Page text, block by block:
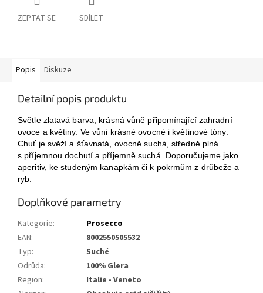
ZEPTAT SE SDÍLET
Popis Diskuze
Detailní popis produktu
Světle zlatavá barva, krásná vůně připomínající zahradní
ovoce a květiny. Ve vůni krásné ovocné i květinové tóny.
Chuť je svěží a šťavnatá, ovocněsuchá, středně plná
s příjemnou dochutí a příjemně suchá. Doporučujeme jako
aperitiv, ke studeným kanapkám či k pokrmům z drůbeže a
ryb.
Doplňkové parametry
Kategorie:
Prosecco
EAN:
8002550505532
Typ:
Suché
Odrůda:
100% Glera
Region:
Italie - Veneto